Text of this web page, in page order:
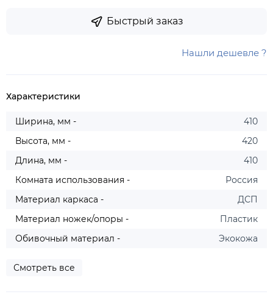
Быстрый заказ
Нашли дешевле ?
Характеристики
Ширина, мм -
410
Высота, мм -
420
Длина, мм -
410
Комната использования -
Россия
Материал каркаса -
ДСП
Материал ножек/опоры -
Пластик
Обивочный материал -
Экокожа
Смотреть все